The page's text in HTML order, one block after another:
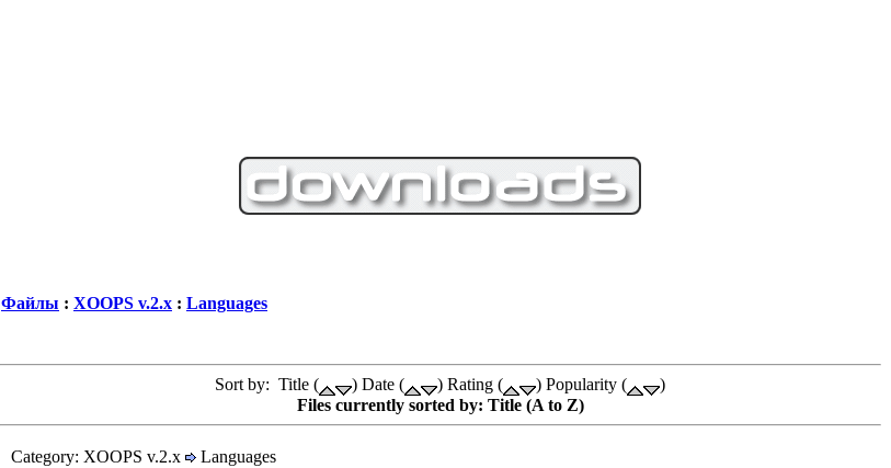
Файлы : XOOPS v.2.x : Languages
Sort by: Title ( ) Date ( ) Rating ( ) Popularity (
)
Files currently sorted by: Title (A to Z)
Category: XOOPS v.2.x Languages